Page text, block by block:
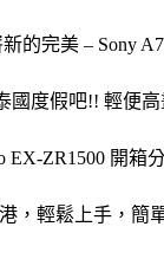
的完美 – Sony
國度假吧!! 輕便
EX-ZR1500 開箱
，輕鬆上手，簡